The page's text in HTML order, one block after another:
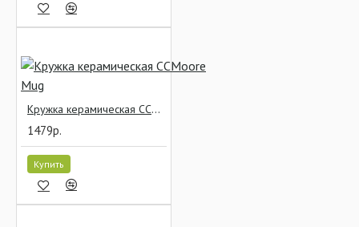
Кружка керамическая CCMoore Mug
1479р.
Купить